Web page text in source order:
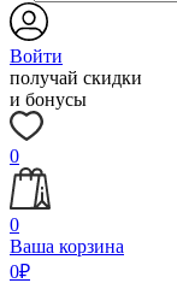
Войти
получай скидки
и бонусы
0
0
Ваша корзина
0₽